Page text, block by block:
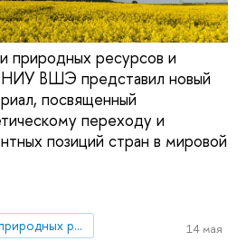
природных ресурсов и
НИУ ВШЭ представил новый
посвященный
переходу и
позиций стран в мировой
Институт экономики природных ресурсов и изменения климата
14 мая